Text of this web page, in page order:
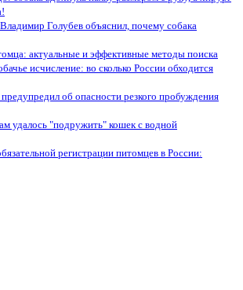
Голубев объяснил, почему собака
актуальные и эффективные методы поиска
исчисление: во сколько России обходится
об опасности резкого пробуждения
удалось "подружить" кошек с водной
регистрации питомцев в России: